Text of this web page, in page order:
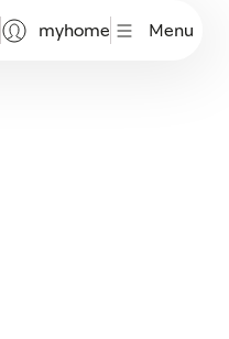
myhome Menu